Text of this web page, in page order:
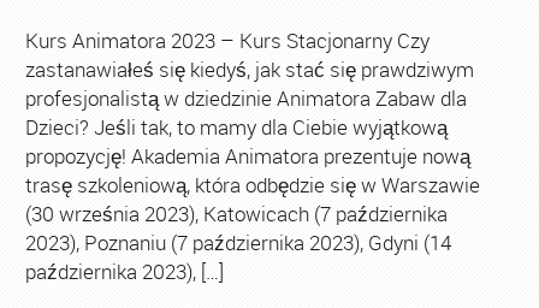
Kurs Animatora 2023 – Kurs Stacjonarny Czy
zastanawiałeś się kiedyś, jak stać się prawdziwym
profesjonalistą w dziedzinie Animatora Zabaw dla
Dzieci? Jeśli tak, to mamy dla Ciebie wyjątkową
propozycję! Akademia Animatora prezentuje nową
trasę szkoleniową, która odbędzie się w Warszawie
(30 września 2023), Katowicach (7 października
2023), Poznaniu (7 października 2023), Gdyni (14
października 2023), […]